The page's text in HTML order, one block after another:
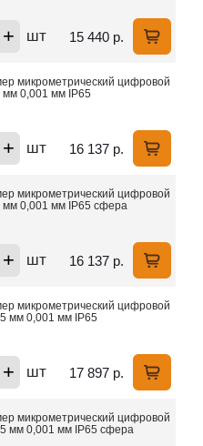
+ шт 15 440 р.
микрометрический цифровой
0,001 мм IP65
+ шт 16 137 р.
микрометрический цифровой
0,001 мм IP65 сфера
+ шт 16 137 р.
микрометрический цифровой
мм 0,001 мм IP65
+ шт 17 897 р.
микрометрический цифровой
мм 0,001 мм IP65 сфера